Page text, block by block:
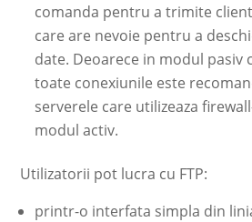
comanda pentru a trimite
care are nevoie pentru a
date. Deoarece in modul pasiv
toate conexiunile este
serverele care utilizeaza
modul activ.
Utilizatorii pot lucra cu FTP:
printr-o interfata simpla din